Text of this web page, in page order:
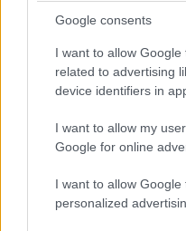
Google consents
I want to allow
related to advertising
device identifiers in
I want to allow my
Google for online
I want to allow Google
personalized